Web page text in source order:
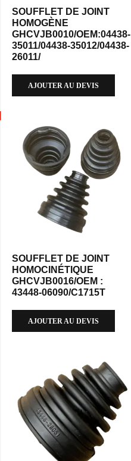
SOUFFLET DE JOINT
HOMOGÈNE
GHCVJB0010/OEM:04438-
35011/04438-35012/04438-
26011/
AJOUTER AU DEVIS
SOUFFLET DE JOINT
HOMOCINÉTIQUE
GHCVJB0016/OEM :
43448-06090/C1715T
AJOUTER AU DEVIS